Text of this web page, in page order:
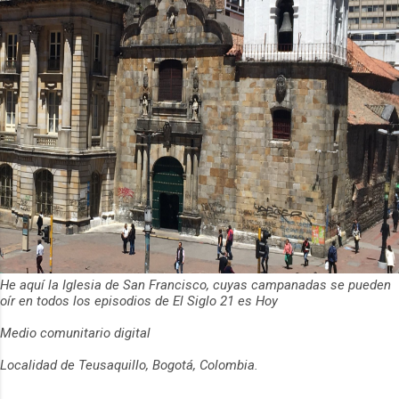
He aquí la Iglesia de San Francisco, cuyas campanadas se pueden
oír en todos los episodios de El Siglo 21 es Hoy
Medio comunitario digital
Localidad de Teusaquillo, Bogotá, Colombia.